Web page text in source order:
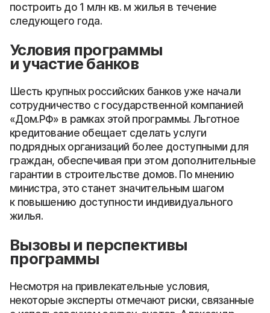
построить до 1 млн кв. м жилья в течение
следующего года.
Условия программы
и участие банков
Шесть крупных российских банков уже начали
сотрудничество с государственной компанией
«Дом.РФ» в рамках этой программы. Льготное
кредитование обещает сделать услуги
подрядных организаций более доступными для
граждан, обеспечивая при этом дополнительные
гарантии в строительстве домов. По мнению
министра, это станет значительным шагом
к повышению доступности индивидуального
жилья.
Вызовы и перспективы
программы
Несмотря на привлекательные условия,
некоторые эксперты отмечают риски, связанные